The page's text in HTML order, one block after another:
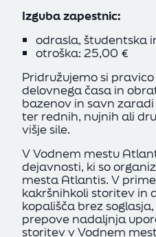
Izguba zapestnic:
odrasla, študentska
otroška: 25,00 €
Pridružujemo si
delovnega časa in
bazenov in savn
ter rednih, nujnih ali
višje sile.
V Vodnem mestu
dejavnosti, ki so
mesta Atlantis. V
kakršnihkoli storitev in
kopališča brez
prepove nadaljnja
storitev v Vodnem